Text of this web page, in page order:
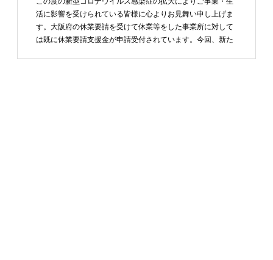
活に影響を受けられている皆様に心よりお見舞い申し上げま
す。大阪府の休業要請を受けて休業等をした事業所に対して
は既に休業要請支援金が申請受付されています。今回、新た